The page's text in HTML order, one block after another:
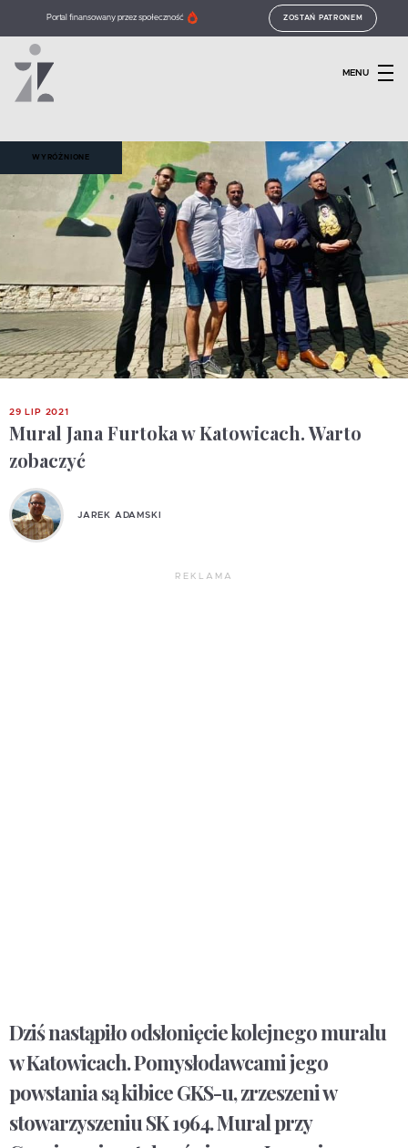
Portal finansowany przez społeczność ZOSTAŃ PATRONEM
MENU
WYRÓŻNIONE
29 LIP 2021
Mural Jana Furtoka w Katowicach. Warto
zobaczyć
JAREK ADAMSKI
REKLAMA
Dziś nastąpiło odsłonięcie kolejnego muralu
w Katowicach. Pomysłodawcami jego
powstania są kibice GKS-u, zrzeszeni w
stowarzyszeniu SK 1964. Mural przy